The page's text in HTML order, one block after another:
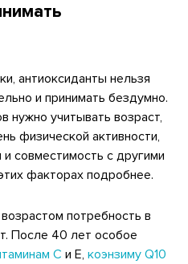
антиоксиданты нельзя
и принимать бездумно.
нужно учитывать возраст,
физической активности,
совместимость с другими
факторах подробнее.
потребность в
После 40 лет особое
C и E, коэнзиму Q10